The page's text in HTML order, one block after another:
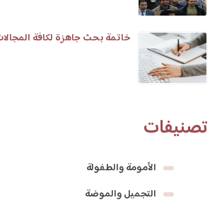
خاتمة بحث جاهزة لكافة
تصنيفات
الأمومة والطفولة
التجميل والموضة